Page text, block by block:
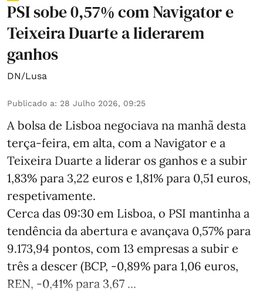
PSI sobe 0,57% com Navigator e
Teixeira Duarte a liderarem
ganhos
DN/Lusa
Publicado a: 28 Julho 2026, 09:25
A bolsa de Lisboa negociava na manhã desta
terça-feira, em alta, com a Navigator e a
Teixeira Duarte a liderar os ganhos e a subir
1,83% para 3,22 euros e 1,81% para 0,51 euros,
respetivamente.
Cerca das 09:30 em Lisboa, o PSI mantinha a
tendência da abertura e avançava 0,57% para
9.173,94 pontos, com 13 empresas a subir e
três a descer (BCP, -0,89% para 1,06 euros,
REN, -0,41% para 3,67 ...